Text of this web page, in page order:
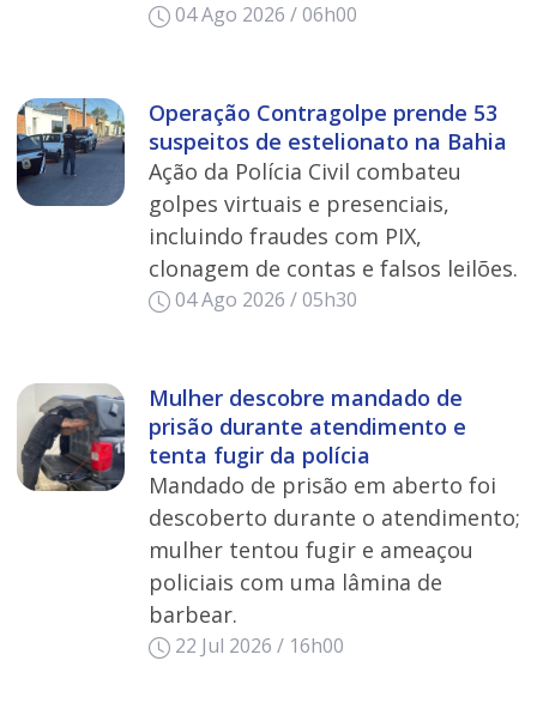
04 Ago 2026 / 06h00
Operação Contragolpe prende 53
suspeitos de estelionato na Bahia
Ação da Polícia Civil combateu
golpes virtuais e presenciais,
incluindo fraudes com PIX,
clonagem de contas e falsos leilões.
04 Ago 2026 / 05h30
Mulher descobre mandado de
prisão durante atendimento e
tenta fugir da polícia
Mandado de prisão em aberto foi
descoberto durante o atendimento;
mulher tentou fugir e ameaçou
policiais com uma lâmina de
barbear.
22 Jul 2026 / 16h00